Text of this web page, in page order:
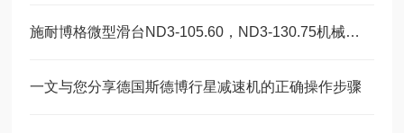
施耐博格微型滑台ND3-105.60，ND3-130.75机械装配轴承
一文与您分享德国斯德博行星减速机的正确操作步骤